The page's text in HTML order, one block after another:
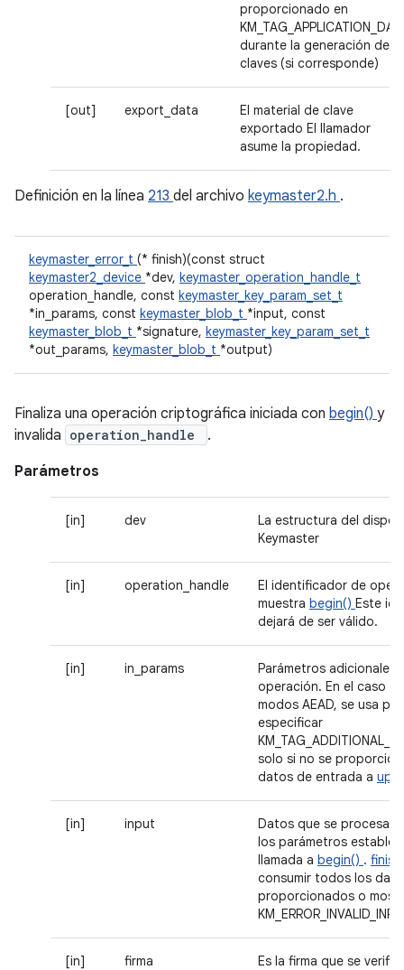
proporcionado en
durante la generación de
claves (si corresponde)
[out] export_data
El material de clave
exportado El llamador
asume la propiedad.
Definición en la línea 213 del archivo keymaster2.h .
keymaster_error_t (* finish)(const struct
keymaster2_device *dev, keymaster_operation_handle_t
operation_handle, const keymaster_key_param_set_t
*in_params, const keymaster_blob_t *input, const
keymaster_blob_t *signature, keymaster_key_param_set_t
*out_params, keymaster_blob_t *output)
Finaliza una operación criptográfica iniciada con begin() y
invalida operation_handle
.
Parámetros
[in] dev
La estructura del
Keymaster
[in] operation_handle
El identificador de
muestra begin() Este
dejará de ser válido.
[in] in_params
Parámetros adicionales
operación. En el caso
modos AEAD, se usa
especificar
solo si no se
datos de entrada a
[in] input
Datos que se
los parámetros
llamada a begin() .
consumir todos los
proporcionados o
[in] firma
Es la firma que se